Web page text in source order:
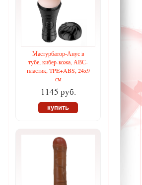
Мастурбатор-Анус в
тубе, кибер-кожа, АВС-
пластик, TPE+ABS, 24х9
см
1145 руб.
купить